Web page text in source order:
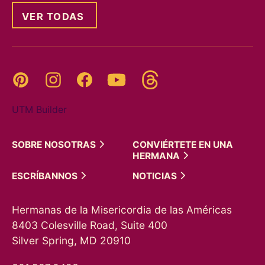
VER TODAS
Pinterest InstagramFacebookYouTube
UTM Builder
SOBRE NOSOTRAS
CONVIÉRTETE EN UNA
HERMANA
ESCRÍBANNOS
NOTICIAS
Hermanas de la Misericordia de las Américas
8403 Colesville Road, Suite 400
Silver Spring, MD 20910